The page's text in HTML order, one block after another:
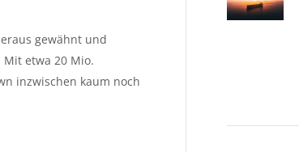
gewähnt und
etwa 20 Mio.
inzwischen kaum noch